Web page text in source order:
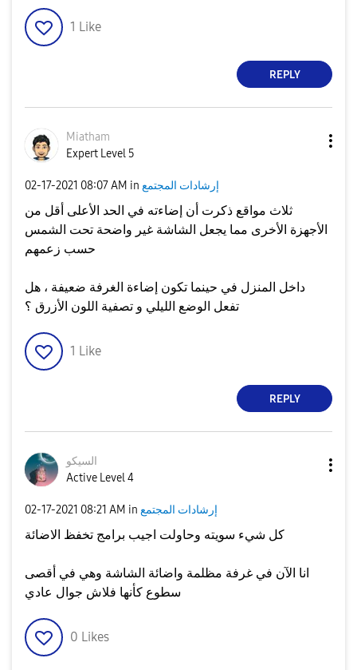
1 Like
REPLY
Miatham
Expert Level 5
‎02-17-2021 08:07 AM in إرشادات المجتمع
ثلاث مواقع ذكرت أن إضاءته في الحد الأعلى أقل من
الأجهزة الأخرى مما يجعل الشاشة غير واضحة تحت الشمس
حسب زعمهم
داخل المنزل في حينما تكون إضاءة الغرفة ضعيفة ، هل
تفعل الوضع الليلي و تصفية اللون الأزرق ؟
1 Like
REPLY
السيكو
Active Level 4
‎02-17-2021 08:21 AM in إرشادات المجتمع
كل شيء سويته وحاولت اجيب برامج تخفظ الاضائة
انا الآن في غرفة مظلمة واضائة الشاشة وهي في أقصى
سطوع كأنها فلاش جوال عادي
0 Likes